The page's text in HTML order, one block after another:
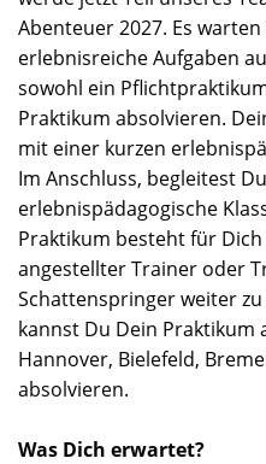
Abenteuer 2027. Es
erlebnisreiche Aufgaben
sowohl ein
Praktikum absolvieren.
mit einer kurzen
Im Anschluss, begleitest
erlebnispädagogische
Praktikum besteht für
angestellter Trainer oder
Schattenspringer weiter
kannst Du Dein Praktikum
Hannover, Bielefeld,
absolvieren.
Was Dich erwartet?